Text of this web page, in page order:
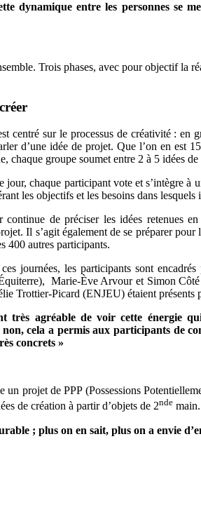
dynamique entre les personnes se
Trois phases, avec pour objectif la
centré sur le processus de créativité : en
d’une idée de projet. Que l’on en est
chaque groupe soumet entre 2 à 5 idées
jour, chaque participant vote et s’intègre à
les objectifs et les besoins dans lesquels
de préciser les idées retenues
Il s’agit également de se préparer
400 autres participants.
journées, les participants sont
Marie-Ève Arvour et Simon
Trottier-Picard (ENJEU) étaient présents
très agréable de voir cette énergie
cela a permis aux participants de
concrets »
projet de PPP (Possessions
de création à partir d’objets de 2ndemain.
; plus on en sait, plus on a envie